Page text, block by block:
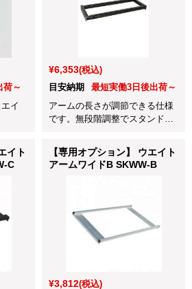
荷～
イ
¥6,353(税込)
目安納期
最短実働3日後出荷～
アームの長さが調節できる仕様
です。無段階調整でスタンドの
イト
C
【専用オプション】 ウエイト
アームワイドB SKWW-B
¥3,812(税込)